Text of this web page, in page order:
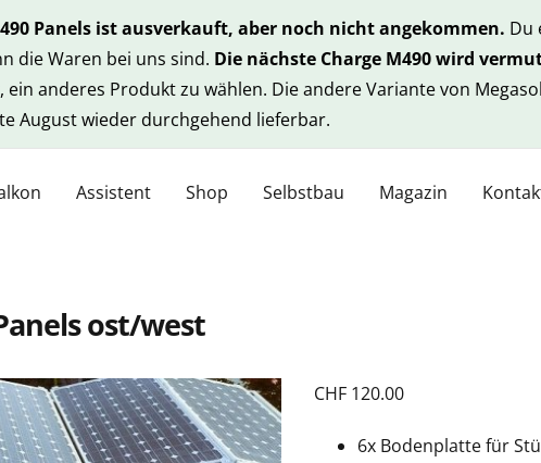
Panels ist ausverkauft, aber noch nicht angekommen. Du
die Waren bei uns sind. Die nächste Charge M490 wird
ein anderes Produkt zu wählen. Die andere Variante von
August wieder durchgehend lieferbar.
Assistent Shop Selbstbau Magazin
ost/west
CHF 120.00
6x Bodenplatte für